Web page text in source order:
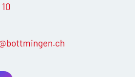
b ttm ng n ch